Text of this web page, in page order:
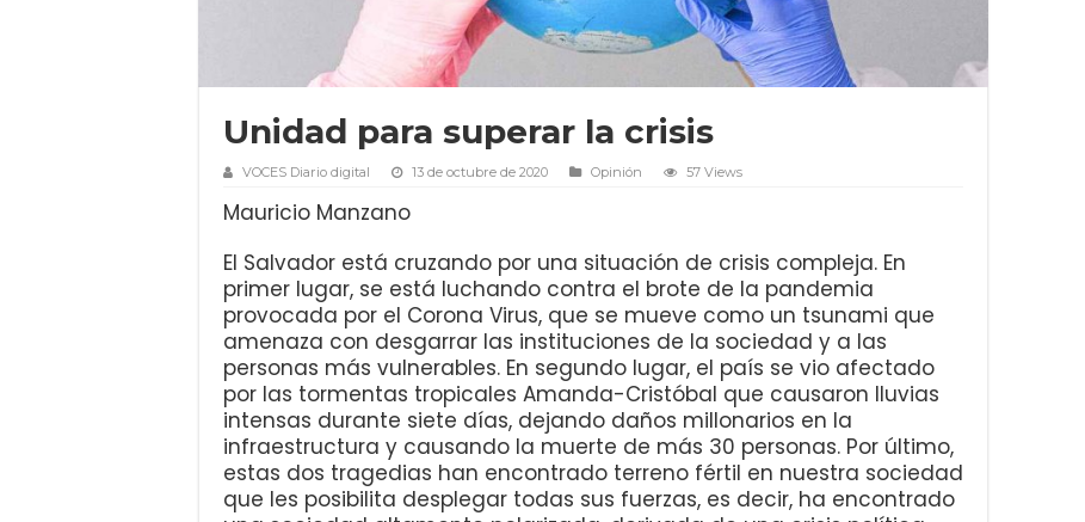
Unidad para superar la crisis
VOCES Diario digital 13 de octubre de 2020 Opinión 57 Views
Mauricio Manzano
El Salvador está cruzando por una situación de crisis compleja. En
primer lugar, se está luchando contra el brote de la pandemia
provocada por el Corona Virus, que se mueve como un tsunami que
amenaza con desgarrar las instituciones de la sociedad y a las
personas más vulnerables. En segundo lugar, el país se vio afectado
por las tormentas tropicales Amanda-Cristóbal que causaron lluvias
intensas durante siete días, dejando daños millonarios en la
infraestructura y causando la muerte de más 30 personas. Por último,
estas dos tragedias han encontrado terreno fértil en nuestra sociedad
que les posibilita desplegar todas sus fuerzas, es decir, ha encontrado